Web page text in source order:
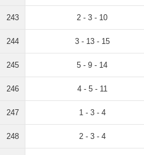
243 2 - 3 - 10
244 3 - 13 - 15
245 5 - 9 - 14
246 4 - 5 - 11
247 1 - 3 - 4
248 2 - 3 - 4